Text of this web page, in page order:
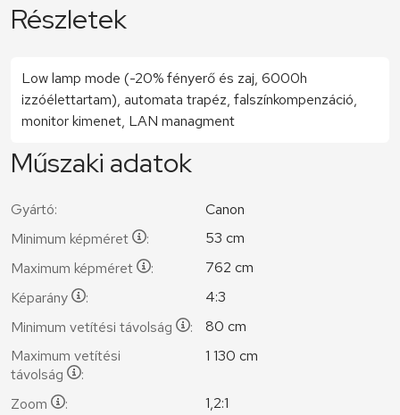
Részletek
Low lamp mode (-20% fényerő és zaj, 6000h
izzóélettartam), automata trapéz, falszínkompenzáció,
monitor kimenet, LAN managment
Műszaki adatok
Gyártó:
Canon
Minimum képméret
:
53 cm
Maximum képméret
:
762 cm
Képarány
:
4:3
Minimum vetítési távolság
:
80 cm
Maximum vetítési
távolság
:
1 130 cm
Zoom :
1,2:1